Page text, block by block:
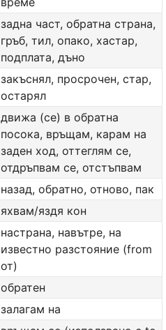
задна част, обратна страна,
гръб, тил, опако, хастар,
подплата, дъно
закъснял, просрочен, стар,
остарял
движа (се) в обратна
посока, връщам, карам на
заден ход, оттеглям се,
отдръпвам се, отстъпвам
назад, обратно, отново, пак
яхвам/яздя кон
настрана, навътре, на
известно разстояние (from
от)
обратен
залагам на